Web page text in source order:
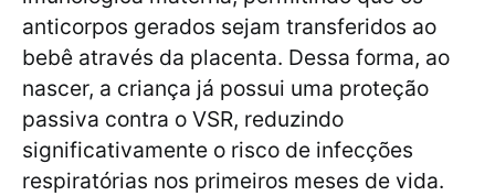
anticorpos gerados sejam transferidos ao
bebê através da placenta. Dessa forma, ao
nascer, a criança já possui uma proteção
passiva contra o VSR, reduzindo
significativamente o risco de infecções
respiratórias nos primeiros meses de vida.